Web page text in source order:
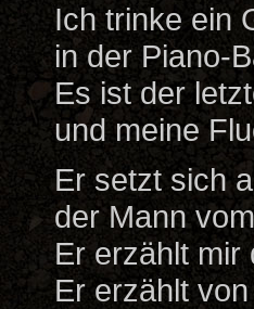
Ich trinke ein
in der Piano-
Es ist der
und meine
Er setzt sich
der Mann
Er erzählt mir
Er erzählt